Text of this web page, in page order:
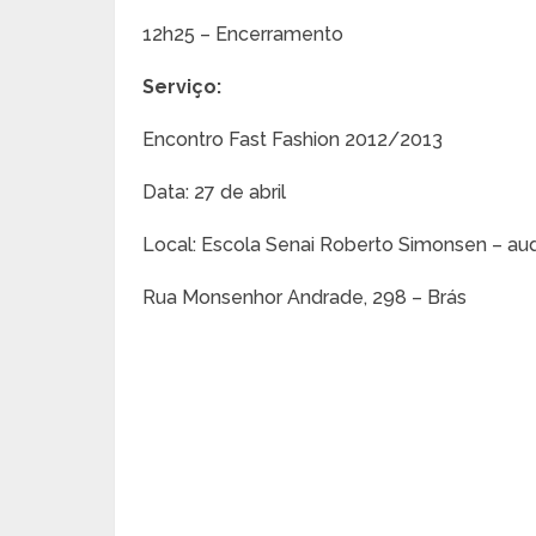
12h25 – Encerramento
Serviço:
Encontro Fast Fashion 2012/2013
Data: 27 de abril
Local: Escola Senai Roberto Simonsen –
Rua Monsenhor Andrade, 298 – Brás